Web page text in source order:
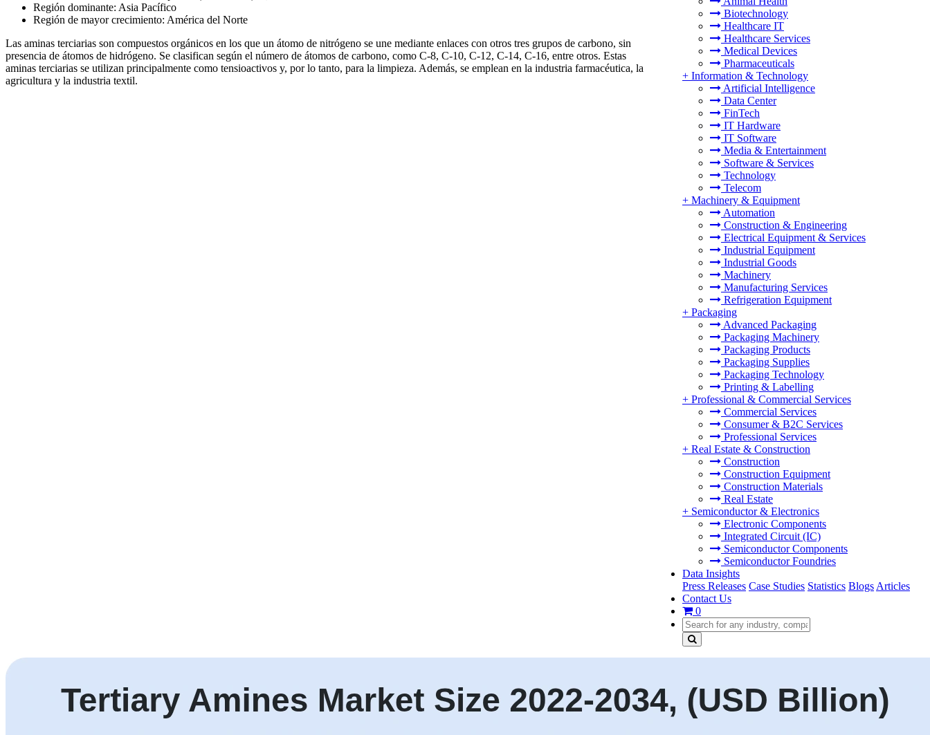
Biotechnology
Healthcare IT
Healthcare Services
Medical Devices
Pharmaceuticals
+ Information & Technology
Artificial Intelligence
Data Center
FinTech
IT Hardware
IT Software
Media & Entertainment
Software & Services
Technology
Telecom
+ Machinery & Equipment
Automation
Construction & Engineering
Electrical Equipment & Services
Industrial Equipment
Industrial Goods
Machinery
Manufacturing Services
Refrigeration Equipment
+ Packaging
Advanced Packaging
Packaging Machinery
Packaging Products
Packaging Supplies
Packaging Technology
Printing & Labelling
+ Professional & Commercial Services
Commercial Services
Consumer & B2C Services
Professional Services
+ Real Estate & Construction
Construction
Construction Equipment
Construction Materials
Real Estate
+ Semiconductor & Electronics
Electronic Components
Integrated Circuit (IC)
Semiconductor Components
Semiconductor Foundries
Data Insights
Press Releases Case Studies Statistics Blogs Articles
Contact Us
0
Región dominante: Asia Pacífico
Región de mayor crecimiento: América del Norte
Las aminas terciarias son compuestos orgánicos en los que un átomo de nitrógeno se une mediante enlaces con otros tres grupos de carbono, sin
presencia de átomos de hidrógeno. Se clasifican según el número de átomos de carbono, como C-8, C-10, C-12, C-14, C-16, entre otros. Estas
aminas terciarias se utilizan principalmente como tensioactivos y, por lo tanto, para la limpieza. Además, se emplean en la industria farmacéutica, la
agricultura y la industria textil.